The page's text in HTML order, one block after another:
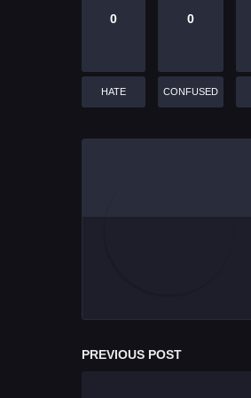
0
HATE
0
CONFUSED
PREVIOUS POST